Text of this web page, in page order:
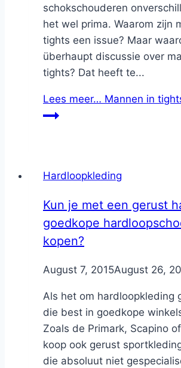
schokschouderen
het wel prima. Waarom zijn
tights een issue? Maar
überhaupt discussie over
tights? Dat heeft te...
Lees meer… Mannen in
Hardloopkleding
Kun je met een gerust
goedkope
kopen?
ByNicole
August 7, 2015August 26,
Als het om hardloopkleding
die best in goedkope
Zoals de Primark, Scapino
koop ook gerust
die absoluut niet